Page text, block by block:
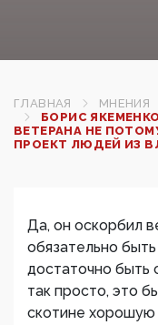
ГЛАВНАЯ
МНЕНИЯ
БОРИС
ВЕТЕРАНА НЕ
ПРОЕКТ ЛЮДЕЙ ИЗ
Да, он оскорбил
обязательно
достаточно быть
так просто, это
скотине хорошую